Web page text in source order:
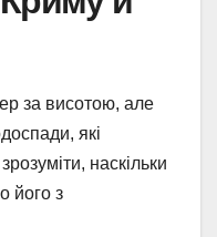
за висотою, але
які
наскільки
його з